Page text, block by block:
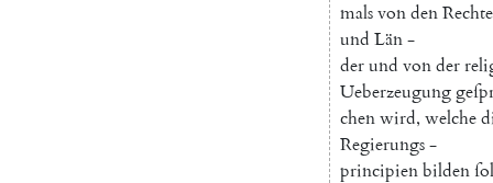
malsvonden
und Län-
derund vonder
Ueberzeugung
chenwird, welche
Regierungs-
principienbilden